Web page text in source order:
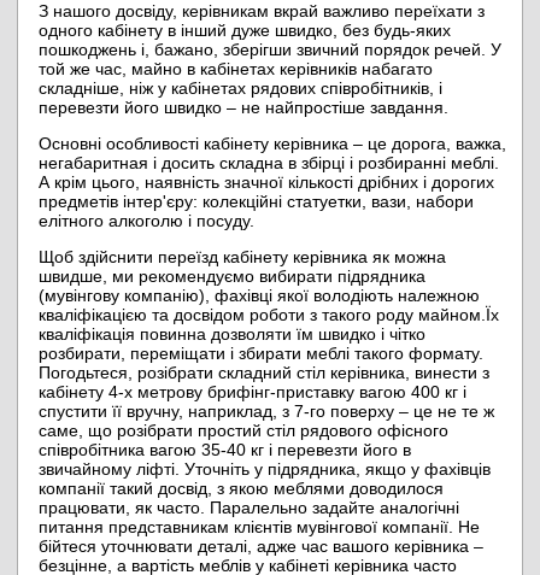
З нашого досвіду, керівникам вкрай важливо переїхати з
одного кабінету в інший дуже швидко, без будь-яких
пошкоджень і, бажано, зберігши звичний порядок речей. У
той же час, майно в кабінетах керівників набагато
складніше, ніж у кабінетах рядових співробітників, і
перевезти його швидко – не найпростіше завдання.
Основні особливості кабінету керівника – це дорога, важка,
негабаритная і досить складна в збірці і розбиранні меблі.
А крім цього, наявність значної кількості дрібних і дорогих
предметів інтер'єру: колекційні статуетки, вази, набори
елітного алкоголю і посуду.
Щоб здійснити переїзд кабінету керівника як можна
швидше, ми рекомендуємо вибирати підрядника
(мувінгову компанію), фахівці якої володіють належною
кваліфікацією та досвідом роботи з такого роду майном. Їх
кваліфікація повинна дозволяти їм швидко і чітко
розбирати, переміщати і збирати меблі такого формату.
Погодьтеся, розібрати складний стіл керівника, винести з
кабінету 4-х метрову брифінг-приставку вагою 400 кг і
спустити її вручну, наприклад, з 7-го поверху – це не те ж
саме, що розібрати простий стіл рядового офісного
співробітника вагою 35-40 кг і перевезти його в
звичайному ліфті. Уточніть у підрядника, якщо у фахівців
компанії такий досвід, з якою меблями доводилося
працювати, як часто. Паралельно задайте аналогічні
питання представникам клієнтів мувінгової компанії. Не
бійтеся уточнювати деталі, адже час вашого керівника –
безцінне, а вартість меблів у кабінеті керівника часто